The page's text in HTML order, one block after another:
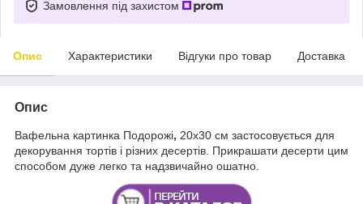
Замовлення під захистом
Опис Характеристики Відгуки про товар Доставка
Опис
Вафельна картинка Подорожі, 20х30 см застосовується для
декорування тортів і різних десертів. Прикрашати десерти цим
способом дуже легко та надзвичайно ошатно.